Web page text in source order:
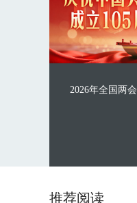
2026年全国两会
推荐阅读